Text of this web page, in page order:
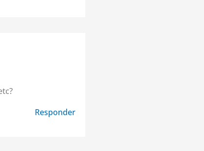
Responder